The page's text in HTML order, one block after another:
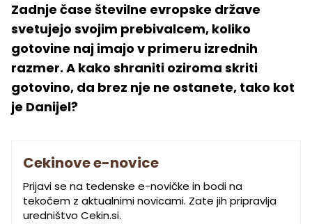
Zadnje čase številne evropske države
svetujejo svojim prebivalcem, koliko
gotovine naj imajo v primeru izrednih
razmer. A kako shraniti oziroma skriti
gotovino, da brez nje ne ostanete, tako kot
je Danijel?
Cekinove e-novice
Prijavi se na tedenske e-novičke in bodi na
tekočem z aktualnimi novicami. Zate jih pripravlja
uredništvo Cekin.si.